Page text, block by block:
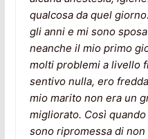
qualcosa da quel
gli anni e mi sono
neanche il mio primo
molti problemi a livello
sentivo nulla, ero
mio marito non era un
migliorato. Così
sono ripromessa di